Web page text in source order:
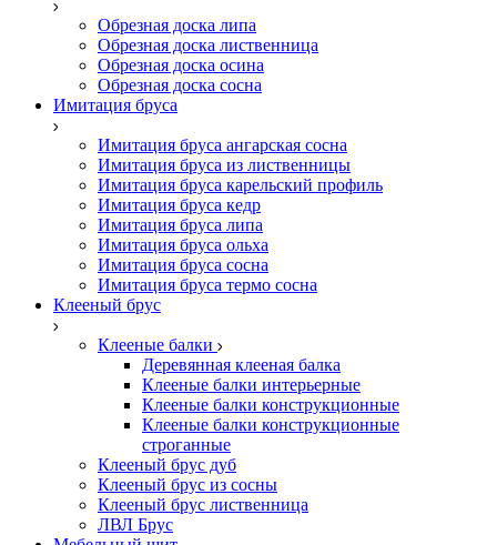
Обрезная доска липа
Обрезная доска лиственница
Обрезная доска осина
Обрезная доска сосна
Имитация бруса
Имитация бруса ангарская сосна
Имитация бруса из лиственницы
Имитация бруса карельский профиль
Имитация бруса кедр
Имитация бруса липа
Имитация бруса ольха
Имитация бруса сосна
Имитация бруса термо сосна
Клееный брус
Клееные балки
Деревянная клееная балка
Клееные балки интерьерные
Клееные балки конструкционные
Клееные балки конструкционные
строганные
Клееный брус дуб
Клееный брус из сосны
Клееный брус лиственница
ЛВЛ Брус